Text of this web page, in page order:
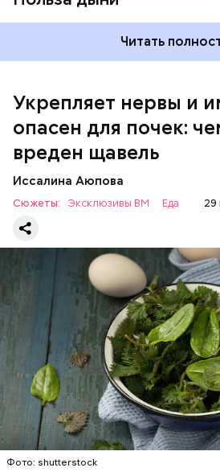
Читать
Укрепляет нервы и
опасен для почек:
вреден щавель
Иссалина Аюпова
Сюжеты: Эксклюзивы ВМ Еда 29
Фото: shutterstock
Опасность же щавеля состоит в
содержит большое количество
которая может способствовать
— Если человек уже болеет
болезнью, щавель ему не
артрите, гастрите,
раздраженного кишечника,
продукт тоже лучше
предупредила врач. — Он
повышению кислотности
слизистые оболочки.